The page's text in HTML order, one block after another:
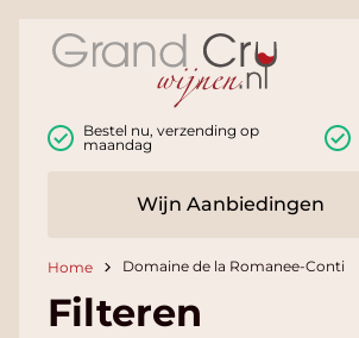
Bestel nu, verzending op
maandag
Wijn Aanbiedingen
Home Domaine de la Romanee-Conti
Filteren